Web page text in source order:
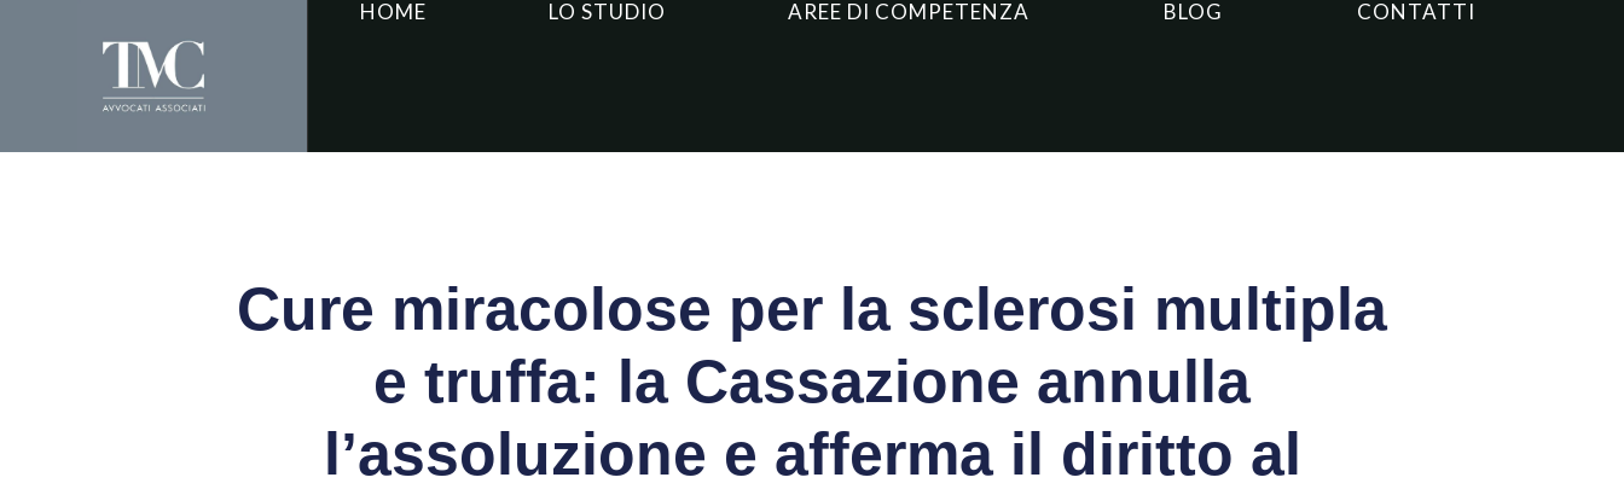
HOME LO STUDIO AREE DI COMPETENZA BLOG CONTATTI
Cure miracolose per la sclerosi multipla
e truffa: la Cassazione annulla
l’assoluzione e afferma il diritto al